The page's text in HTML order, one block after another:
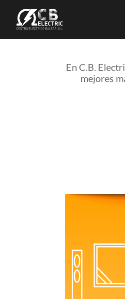
En C.B.
mejores